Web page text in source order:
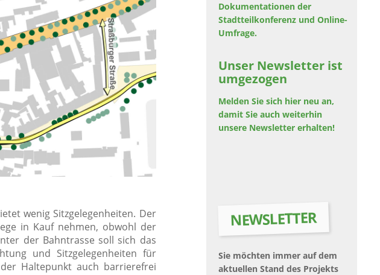
wenig Sitzgelegenheiten. Der
in Kauf nehmen, obwohl der
der Bahntrasse soll sich das
und Sitzgelegenheiten für
Haltepunkt auch barrierefrei
Dokumentationen der
Stadtteilkonferenz und Online-
Umfrage.
Unser Newsletter ist
umgezogen
Melden Sie sich hier neu an,
damit Sie auch weiterhin
unsere Newsletter erhalten!
NEWSLETTER
Sie möchten immer auf dem
aktuellen Stand des Projekts